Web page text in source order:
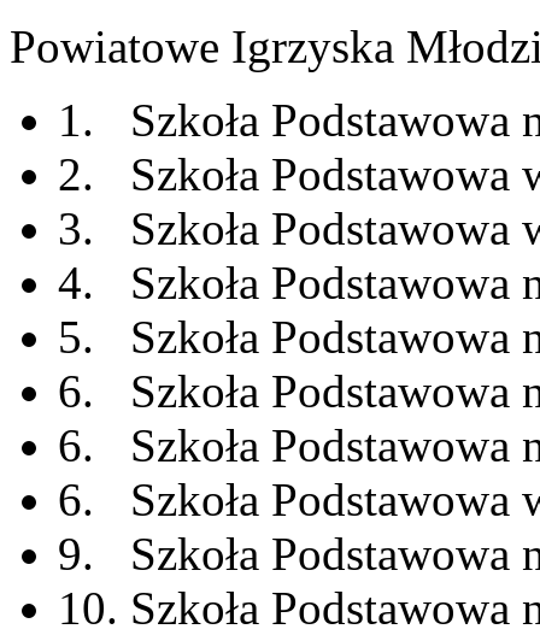
Powiatowe Igrzyska
1. Szkoła Podstawowa
2. Szkoła Podstawowa
3. Szkoła Podstawowa
4. Szkoła Podstawowa
5. Szkoła Podstawowa
6. Szkoła Podstawowa
6. Szkoła Podstawowa
6. Szkoła
9. Szkoła Podstawowa
10. Szkoła Podstawowa